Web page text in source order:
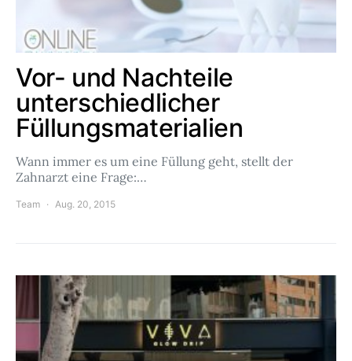
Vor- und Nachteile
unterschiedlicher
Füllungsmaterialien
Wann immer es um eine Füllung geht, stellt der
Zahnarzt eine Frage:…
Team Aug. 20, 2015